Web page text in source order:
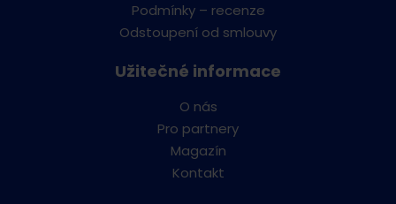
Podmínky – recenze
Odstoupení od smlouvy
Užitečné informace
O nás
Pro partnery
Magazín
Kontakt